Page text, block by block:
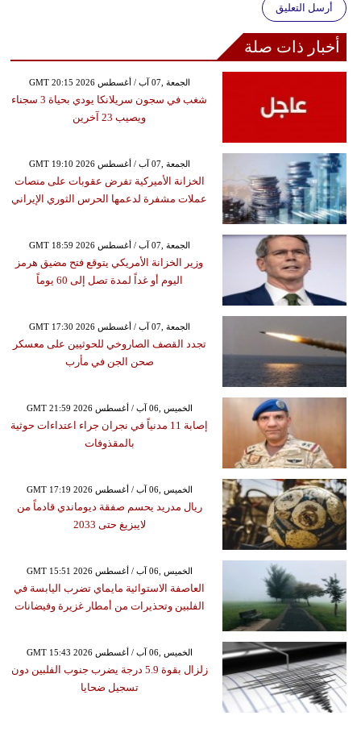
أرسل التعليق
أخبار ذات صلة
GMT 20:15 2026 الجمعة ,07 آب / أغسطس
شغب في سجون سريلانكا يودي بحياة 3 سجناء
ويصيب 23 آخرين
GMT 19:10 2026 الجمعة ,07 آب / أغسطس
الخزانة الأميركية تفرض عقوبات على منصات
عملات مشفرة لدعمها الحرس الثوري الإيراني
GMT 18:59 2026 الجمعة ,07 آب / أغسطس
وزير الخزانة الأمريكي يتوقع فتح مضيق هرمز
اليوم أو غداً لمدة تصل إلى 60 يوماً
GMT 17:30 2026 الجمعة ,07 آب / أغسطس
تجدد القصف الصاروخي للحوثيين على معسكر
صحن الجن في مأرب
GMT 21:59 2026 الخميس ,06 آب / أغسطس
إصابة 11 مدنياً في نجران جراء اعتداءات حوثية
بالمقذوفات
GMT 17:19 2026 الخميس ,06 آب / أغسطس
ريال مدريد يحسم صفقة ديوماندي قادماً من
لايبزيغ حتى 2033
GMT 15:51 2026 الخميس ,06 آب / أغسطس
العاصفة الاستوائية مايماي تضرب اليابسة في
الفلبين وتحذيرات من أمطار غزيرة وفيضانات
GMT 15:43 2026 الخميس ,06 آب / أغسطس
زلزال بقوة 5.9 درجة يضرب جنوب الفلبين دون
تسجيل ضحايا